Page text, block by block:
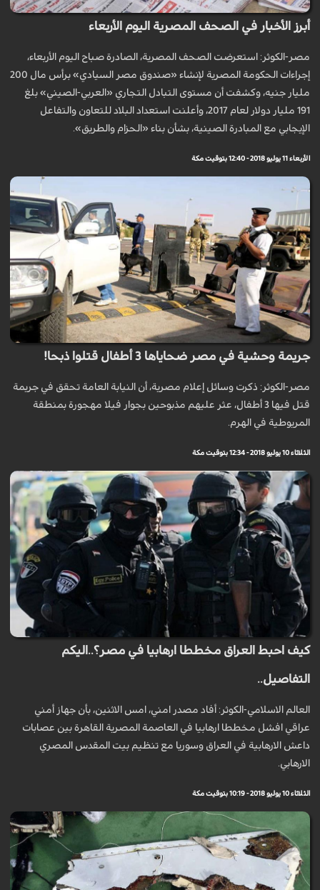
أبرز الأخبار في الصحف المصرية اليوم الأربعاء
مصر-الكوثر: استعرضت الصحف المصرية، الصادرة صباح اليوم الأربعاء،
إجراءات الحكومة المصرية لإنشاء «صندوق مصر السيادي» برأس مال 200
مليار جنيه، وكشفت أن مستوى التبادل التجاري «العربي-الصيني» بلغ
191 مليار دولار لعام 2017، وأعلنت استعداد البلاد للتعاون والتفاعل
الإيجابي مع المبادرة الصينية، بشأن بناء «الحزام والطريق».
الأربعاء 11 يوليو 2018 - 12:40 بتوقيت مكة
جريمة وحشية في مصر ضحاياها 3 أطفال قتلوا ذبحا!
مصر-الكوثر: ذكرت وسائل إعلام مصرية، أن النيابة العامة تحقق في جريمة
قتل فيها 3 أطفال، عثر عليهم مذبوحين بجوار فيلا مهجورة بمنطقة
المريوطية في الهرم.
الثلاثاء 10 يوليو 2018 - 12:34 بتوقيت مكة
كيف احبط العراق مخططا ارهابيا في مصر؟..اليكم
التفاصيل..
العالم الاسلامي-الكوثر: أفاد مصدر امني، امس الاثنين، بأن جهاز أمني
عراقي افشل مخططا ارهابيا في العاصمة المصرية القاهرة بين عصابات
داعش الارهابية في العراق وسوريا مع تنظيم بيت المقدس المصري
الارهابي.
الثلاثاء 10 يوليو 2018 - 10:19 بتوقيت مكة